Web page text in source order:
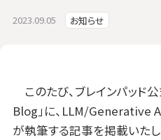
2023.09.05 お知らせ
このたび、ブレインパッド
Blog」に、LLM/Generative
が執筆する記事を掲載いた